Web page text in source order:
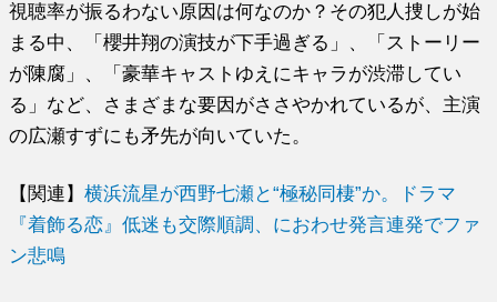
視聴率が振るわない原因は何なのか？その犯人捜しが始
まる中、「櫻井翔の演技が下手過ぎる」、「ストーリー
が陳腐」、「豪華キャストゆえにキャラが渋滞してい
る」など、さまざまな要因がささやかれているが、主演
の広瀬すずにも矛先が向いていた。
【関連】横浜流星が西野七瀬と“極秘同棲”か。ドラマ
『着飾る恋』低迷も交際順調、におわせ発言連発でファ
ン悲鳴